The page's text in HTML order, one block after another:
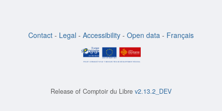
Contact - Legal - Accessibility - Open data - Français
Release of Comptoir du Libre v2.13.2_DEV